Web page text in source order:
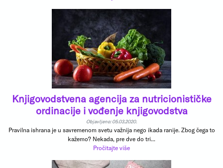
Knjigovodstvena agencija za nutricionističke
ordinacije i vođenje knjigovodstva
Objavljeno: 05.03.2020.
Pravilna ishrana je u savremenom svetu važnija nego ikada ranije. Zbog čega to
kažemo? Nekada, pre dve do tri...
Pročitajte više